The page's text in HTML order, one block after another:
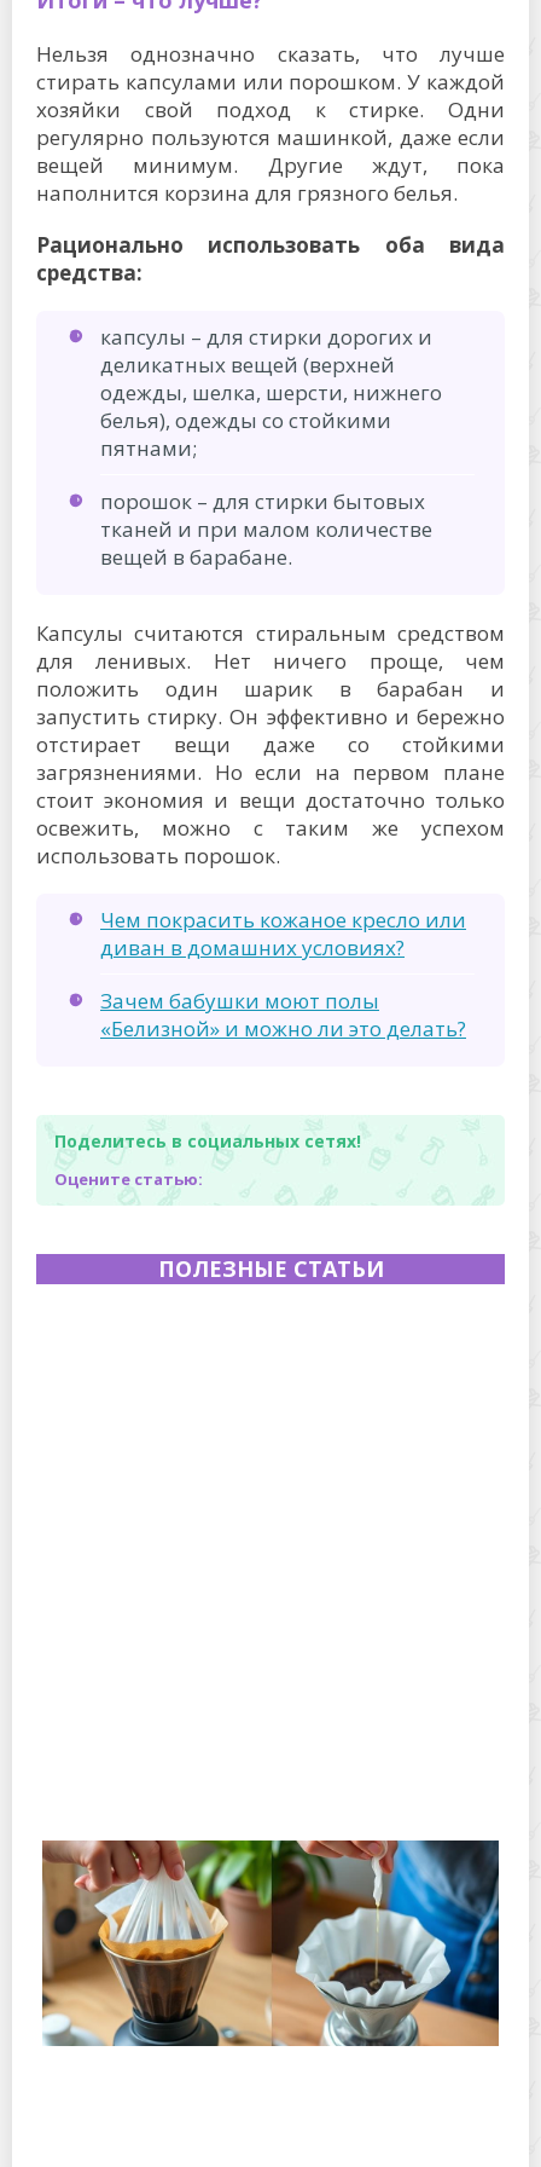
Нельзя однозначно сказать, что лучше
стирать капсулами или порошком. У каждой
хозяйки свой подход к стирке. Одни
регулярно пользуются машинкой, даже если
вещей минимум. Другие ждут, пока
наполнится корзина для грязного белья.
Рационально использовать оба вида
средства:
капсулы – для стирки дорогих и
деликатных вещей (верхней
одежды, шелка, шерсти, нижнего
белья), одежды со стойкими
пятнами;
порошок – для стирки бытовых
тканей и при малом количестве
вещей в барабане.
Капсулы считаются стиральным средством
для ленивых. Нет ничего проще, чем
положить один шарик в барабан и
запустить стирку. Он эффективно и бережно
отстирает вещи даже со стойкими
загрязнениями. Но если на первом плане
стоит экономия и вещи достаточно только
освежить, можно с таким же успехом
использовать порошок.
Чем покрасить кожаное кресло или
диван в домашних условиях?
Зачем бабушки моют полы
«Белизной» и можно ли это делать?
Поделитесь в социальных сетях!
Оцените статью:
ПОЛЕЗНЫЕ СТАТЬИ